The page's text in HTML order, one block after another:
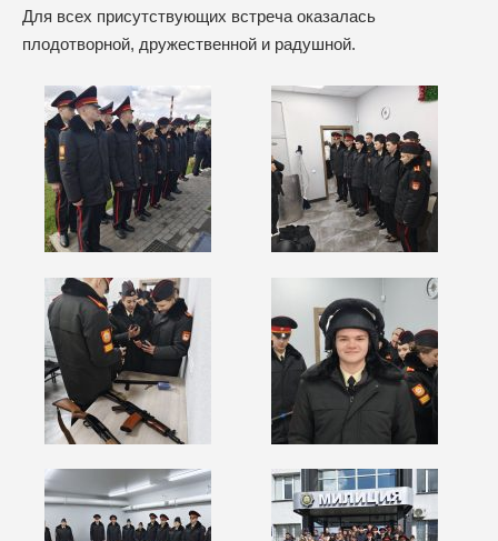
Для всех присутствующих встреча оказалась
плодотворной, дружественной и радушной.